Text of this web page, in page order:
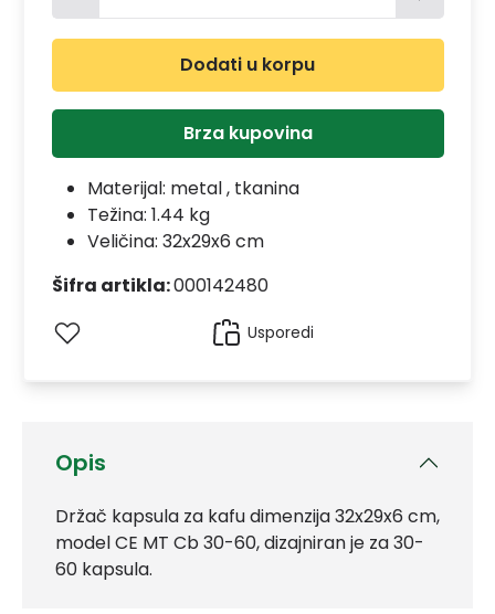
Opis
Držač kapsula za kafu dimenzija 32x29x6 cm,
model CE MT Cb 30-60, dizajniran je za 30-
60 kapsula.
Dodati u korpu
Brza kupovina
Materijal: metal , tkanina
Težina: 1.44 kg
Veličina: 32x29x6 cm
Šifra artikla:000142480
Usporedi